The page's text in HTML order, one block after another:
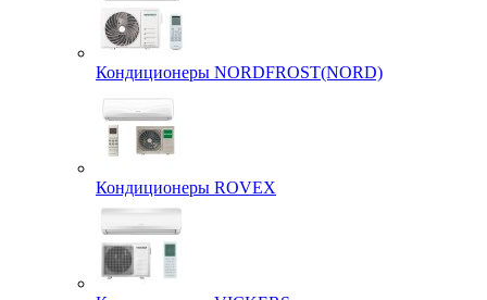
Кондиционеры NORDFROST(NORD)
Кондиционеры ROVEX